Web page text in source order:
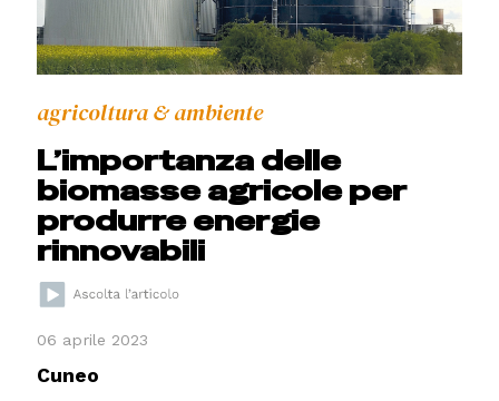
agricoltura & ambiente
L’importanza delle
biomasse agricole per
produrre energie
rinnovabili
06 aprile 2023
Cuneo